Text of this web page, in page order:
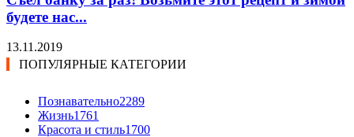
будете нас...
13.11.2019
ПОПУЛЯРНЫЕ КАТЕГОРИИ
Познавательно2289
Жизнь1761
Красота и стиль1700